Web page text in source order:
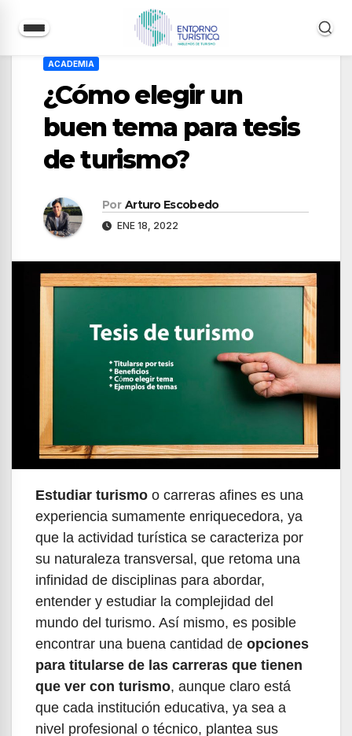
contenido
ACADEMIA
¿Cómo elegir un
buen tema para tesis
de turismo?
Por Arturo Escobedo
ENE 18, 2022
Estudiar turismo o carreras afines es una
experiencia sumamente enriquecedora, ya
que la actividad turística se caracteriza por
su naturaleza transversal, que retoma una
infinidad de disciplinas para abordar,
entender y estudiar la complejidad del
mundo del turismo. Así mismo, es posible
encontrar una buena cantidad de opciones
para titularse de las carreras que tienen
que ver con turismo, aunque claro está
que cada institución educativa, ya sea a
nivel profesional o técnico, plantea sus